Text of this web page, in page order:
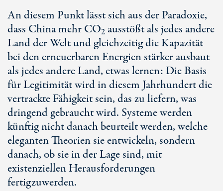
An diesem Punkt lässt sich aus der Paradoxie,
dass China mehr CO2 ausstößt als jedes andere
Land der Welt und gleichzeitig die Kapazität
bei den erneuerbaren Energien stärker ausbaut
als jedes andere Land, etwas lernen: Die Basis
für Legitimität wird in diesem Jahrhundert die
vertrackte Fähigkeit sein, das zu liefern, was
dringend gebraucht wird. Systeme werden
künftig nicht danach beurteilt werden, welche
eleganten Theorien sie entwickeln, sondern
danach, ob sie in der Lage sind, mit
existenziellen Herausforderungen
fertigzuwerden.